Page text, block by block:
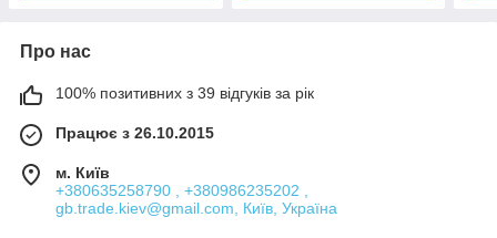
Про нас
100% позитивних з 39 відгуків за рік
Працює з 26.10.2015
м. Київ
+380635258790 , +380986235202 ,
gb.trade.kiev@gmail.com, Київ, Україна